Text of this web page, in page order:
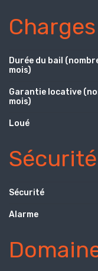
Durée du bail
mois)
Garantie locative
mois)
Loué
Sécurité
Sécurité
Alarme